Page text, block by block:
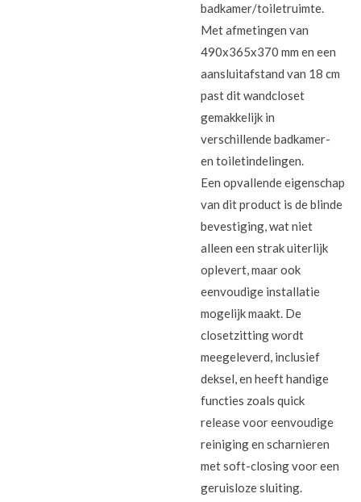
badkamer/toiletruimte.
Met afmetingen van
490x365x370 mm en een
aansluitafstand van 18 cm
past dit wandcloset
gemakkelijk in
verschillende badkamer-
en toiletindelingen.
Een opvallende eigenschap
van dit product is de blinde
bevestiging, wat niet
alleen een strak uiterlijk
oplevert, maar ook
eenvoudige installatie
mogelijk maakt. De
closetzitting wordt
meegeleverd, inclusief
deksel, en heeft handige
functies zoals quick
release voor eenvoudige
reiniging en scharnieren
met soft-closing voor een
geruisloze sluiting.